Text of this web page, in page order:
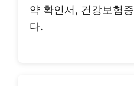
약 확인서, 건강보험
다.